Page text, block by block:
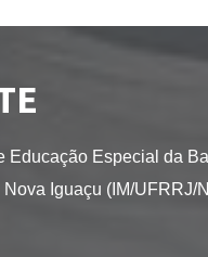
Especial da
Iguaçu (IM/UFRRJ/